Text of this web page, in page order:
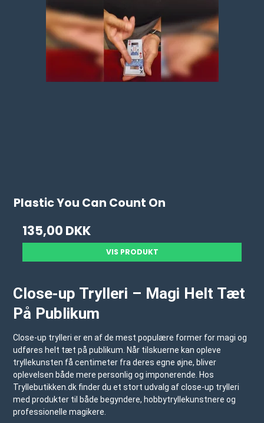
Plastic You Can Count On
135,00 DKK
VIS PRODUKT
Close-up Trylleri – Magi Helt Tæt
På Publikum
Close-up trylleri er en af de mest populære former for magi og
udføres helt tæt på publikum. Når tilskuerne kan opleve
tryllekunsten få centimeter fra deres egne øjne, bliver
oplevelsen både mere personlig og imponerende. Hos
Tryllebutikken.dk finder du et stort udvalg af close-up trylleri
med produkter til både begyndere, hobbytryllekunstnere og
professionelle magikere.